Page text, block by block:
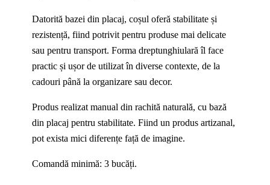
Datorită bazei din placaj, coșul oferă stabilitate și
rezistență, fiind potrivit pentru produse mai delicate
sau pentru transport. Forma dreptunghiulară îl face
practic și ușor de utilizat în diverse contexte, de la
cadouri până la organizare sau decor.
Produs realizat manual din rachită naturală, cu bază
din placaj pentru stabilitate. Fiind un produs artizanal,
pot exista mici diferențe față de imagine.
Comandă minimă: 3 bucăți.